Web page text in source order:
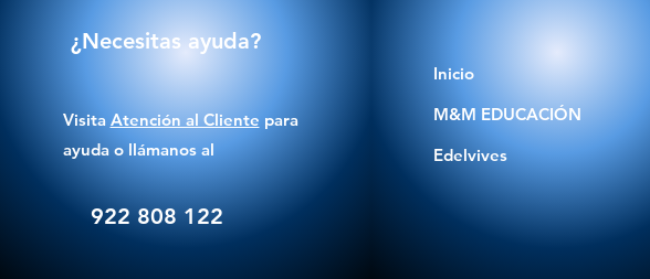
¿Necesitas ayuda?
Visita Atención al Cliente para
ayuda o llámanos al
922 808 122
Inicio
M&M EDUCACIÓN
Edelvives